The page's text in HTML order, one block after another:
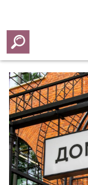
Array ( [0] => 2021 [1]